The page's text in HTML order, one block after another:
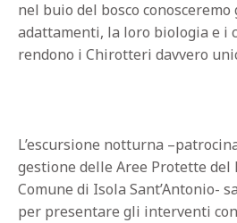
nel buio del bosco
adattamenti, la loro biologia e i
rendono i Chirotteri davvero
L’escursione notturna
gestione delle Aree Protette del
Comune di Isola Sant’Antonio-
per presentare gli interventi